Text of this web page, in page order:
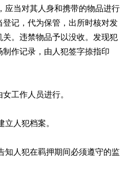
应当对其人身和携带的物品进行
记，代为保管，出所时核对发
。违禁物品予以没收。发现犯
作记录，由人犯签字捺指印
工作人员进行。
人犯档案。
知人犯在羁押期间必须遵守的监